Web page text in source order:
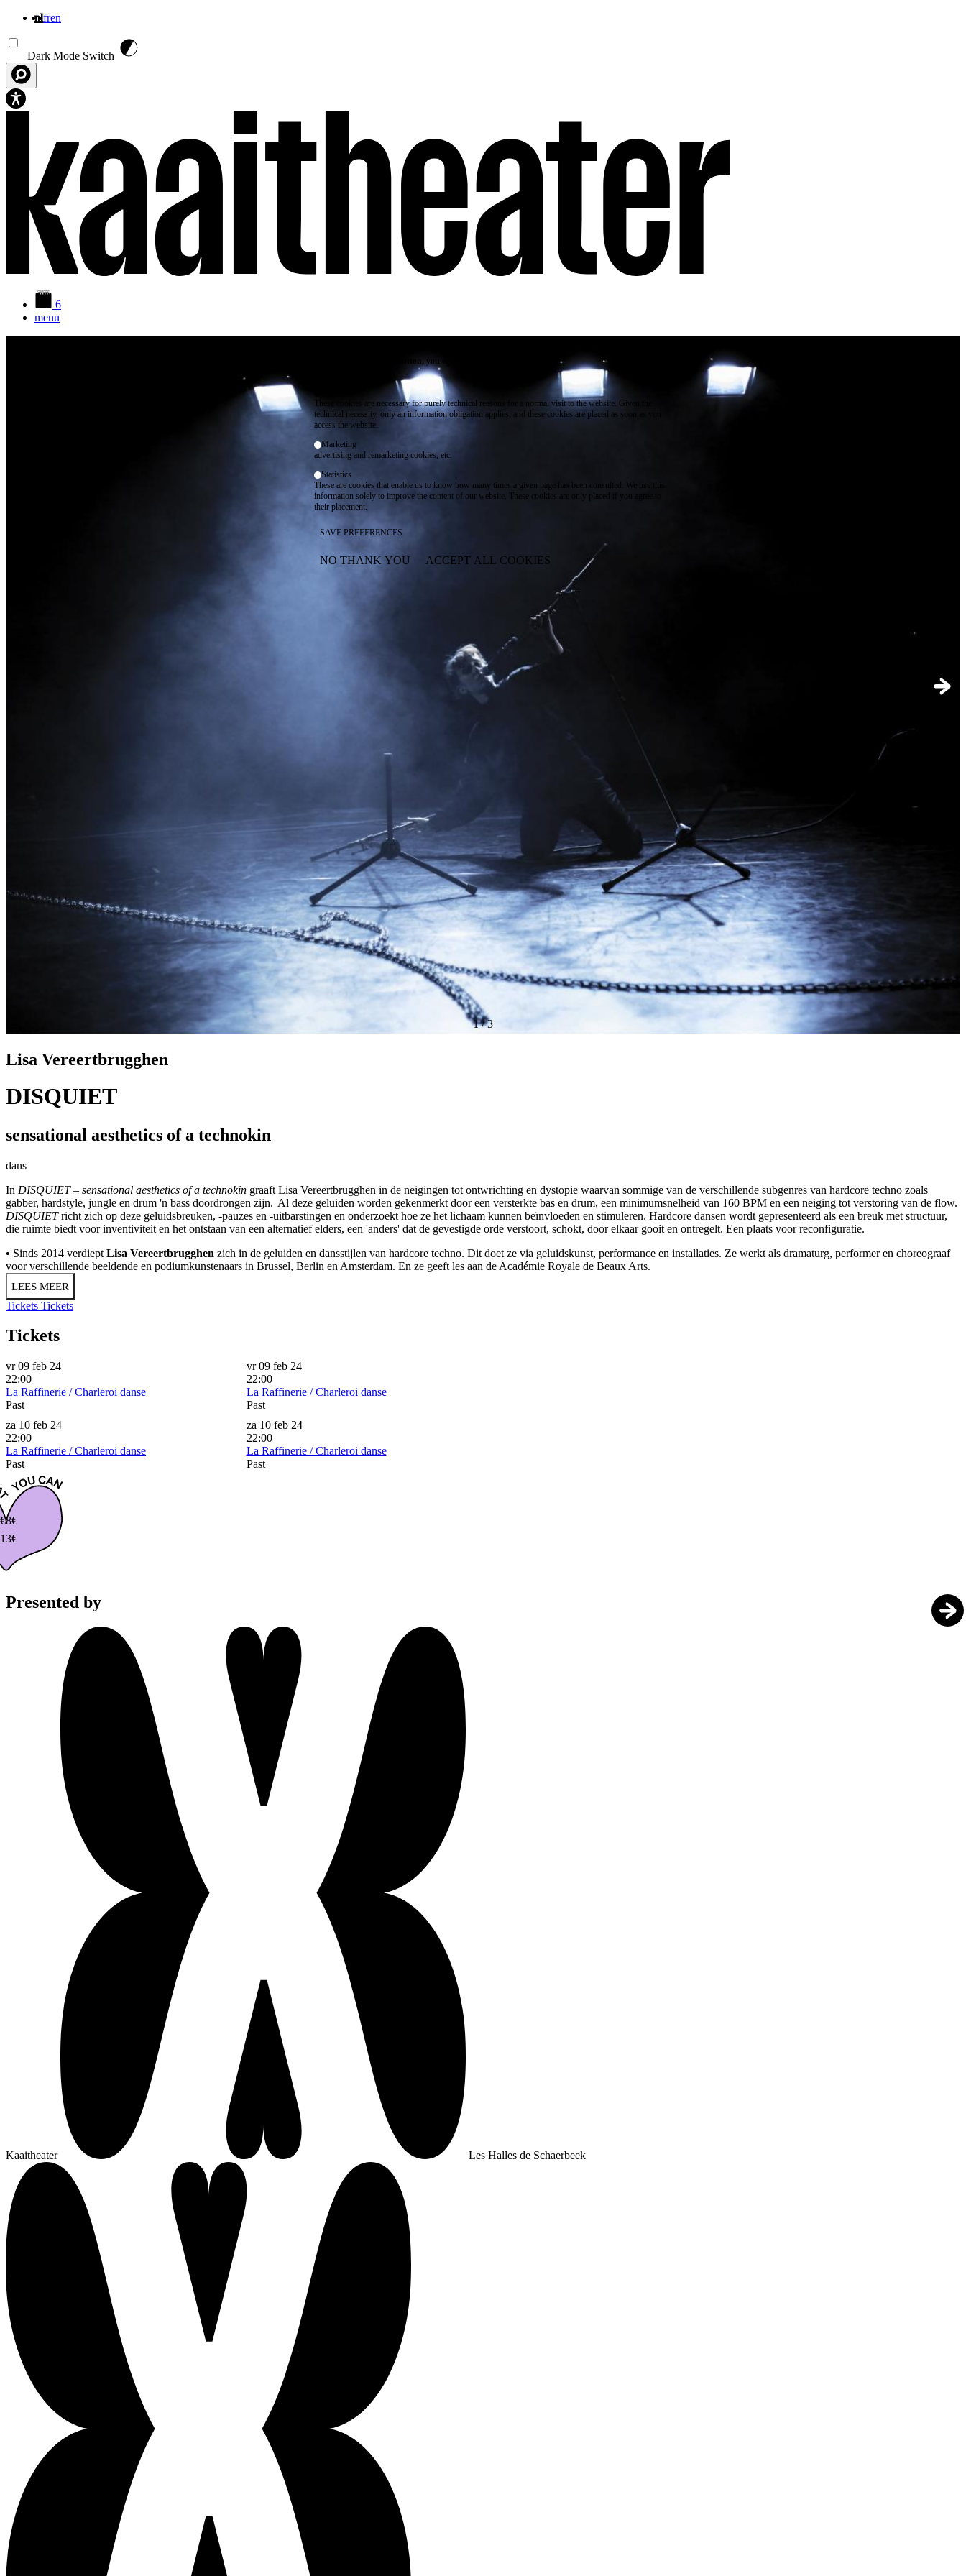
nlfren
Dark Mode Switch
6
menu
1/3
Lisa Vereertbrugghen
DISQUIET
sensational aesthetics of a technokin
dans
In DISQUIET– sensational aesthetics of a technokin graaft Lisa Vereertbrugghen in de neigingen tot ontwrichting en dystopie waarvan sommige van de verschillende subgenres van hardcore techno zoals
gabber, hardstyle, jungle en drum 'n bass doordrongen zijn. Al deze geluiden worden gekenmerkt door een versterkte bas en drum, een minimumsnelheid van 160 BPM en een neiging tot verstoring van de flow.
DISQUIETricht zich op deze geluidsbreuken, -pauzes en -uitbarstingen en onderzoekt hoe ze het lichaam kunnen beïnvloeden en stimuleren. Hardcore dansen wordt gepresenteerd als een breuk met structuur,
die ruimte biedt voor inventiviteit en het ontstaan van een alternatief elders, een 'anders' dat de gevestigde orde verstoort, schokt, door elkaar gooit en ontregelt. Een plaats voor reconfiguratie.
• Sinds 2014 verdiept Lisa Vereertbrugghen zich in de geluiden en dansstijlen van hardcore techno. Dit doet ze via geluidskunst, performance en installaties. Ze werkt als dramaturg, performer en choreograaf
voor verschillende beeldende en podiumkunstenaars in Brussel, Berlin en Amsterdam. En ze geeft les aan de Académie Royale de Beaux Arts.
LEES MEER
Tickets Tickets
Tickets
vr 09 feb 24
22:00
La Raffinerie / Charleroi danse
Past
vr 09 feb 24
22:00
La Raffinerie / Charleroi danse
Past
za 10 feb 24
22:00
La Raffinerie / Charleroi danse
Past
za 10 feb 24
22:00
La Raffinerie / Charleroi danse
Past
8€
Presented by
Kaaitheater Les Halles de Schaerbeek
By clicking the Accept button, you agree to us doing so.
These cookies are necessary for purely technical reasons for a normal visit to the website. Given the
technical necessity, only an information obligation applies, and these cookies are placed as soon as you
access the website.
Marketing
advertising and remarketing cookies, etc.
Statistics
These are cookies that enable us to know how many times a given page has been consulted. We use this
information solely to improve the content of our website. These cookies are only placed if you agree to
their placement.
SAVE PREFERENCES
NO THANK YOU ACCEPT ALL COOKIES
WITHDRAW CONSENT